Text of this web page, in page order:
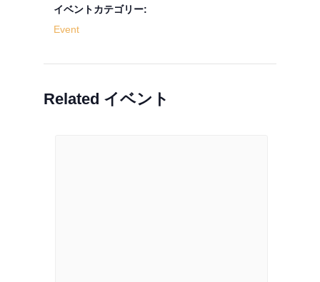
イベントカテゴリー:
Event
Related イベント